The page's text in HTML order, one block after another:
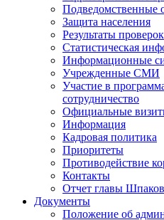
Подведомственные
Защита населения
Результаты проверок
Статистическая
Информационные
Учрежденные СМИ
Участие в
сотрудничество
Официальные
Информация
Кадровая политика
Приоритеты
Противодействие
Контакты
Отчет главы
Документы
Положение об